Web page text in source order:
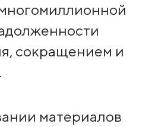
сокращением и
материалов